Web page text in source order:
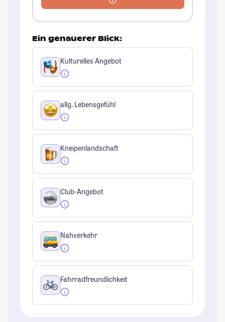
Ein genauerer Blick:
Kulturelles Angebot
allg. Lebensgefühl
Kneipenlandschaft
Club-Angebot
Nahverkehr
Fahrradfreundlichkeit